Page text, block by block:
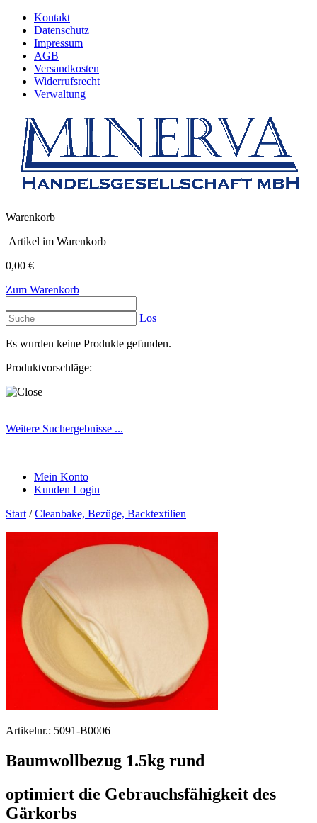
Kontakt
Datenschutz
Impressum
AGB
Versandkosten
Widerrufsrecht
Verwaltung
Warenkorb
Artikel im Warenkorb
0,00 €
Zum Warenkorb
Los
Es wurden keine Produkte gefunden.
Produktvorschläge:
Weitere Suchergebnisse ...
Mein Konto
Kunden Login
Start /Cleanbake, Bezüge, Backtextilien
Artikelnr.: 5091-B0006
Baumwollbezug 1.5kg rund
optimiert die Gebrauchsfähigkeit des
Gärkorbs